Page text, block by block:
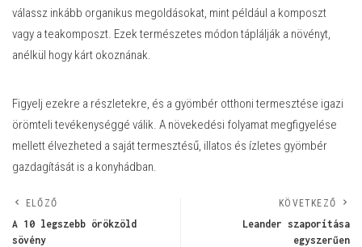
válassz inkább organikus megoldásokat, mint például a komposzt
vagy a teakomposzt. Ezek természetes módon táplálják a növényt,
anélkül hogy kárt okoznának.
Figyelj ezekre a részletekre, és a gyömbér otthoni termesztése igazi
örömteli tevékenységgé válik. A növekedési folyamat megfigyelése
mellett élvezheted a saját termesztésű, illatos és ízletes gyömbér
gazdagítását is a konyhádban.
ELŐZŐ
A 10 legszebb örökzöld
sövény
KÖVETKEZŐ
Leander szaporítása
egyszerűen